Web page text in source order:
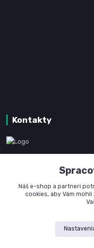
Kontakty
+421 905 327 801
(Po-Pia, 8-16 hod.)
Náš e-shop a partneri
cookies, aby Vám